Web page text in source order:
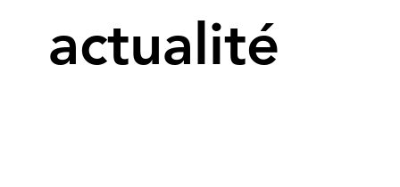
actualité